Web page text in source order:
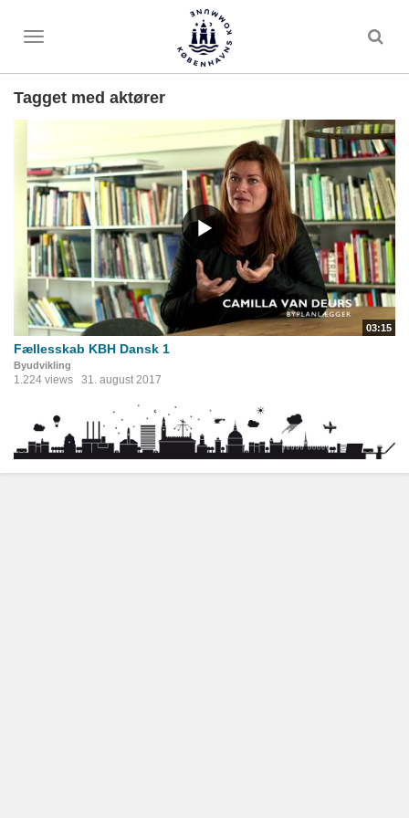
Toggle
Tagget med aktører
03:15
Fællesskab KBH Dansk 1
Byudvikling
1.224 views 31. august 2017